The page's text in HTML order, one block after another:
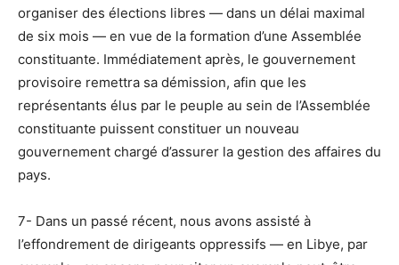
organiser des élections libres — dans un délai maximal
de six mois — en vue de la formation d’une Assemblée
constituante. Immédiatement après, le gouvernement
provisoire remettra sa démission, afin que les
représentants élus par le peuple au sein de l’Assemblée
constituante puissent constituer un nouveau
gouvernement chargé d’assurer la gestion des affaires du
pays.
7- Dans un passé récent, nous avons assisté à
l’effondrement de dirigeants oppressifs — en Libye, par